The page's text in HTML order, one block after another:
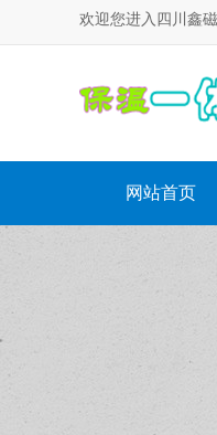
欢迎您进入四川鑫
网站首页